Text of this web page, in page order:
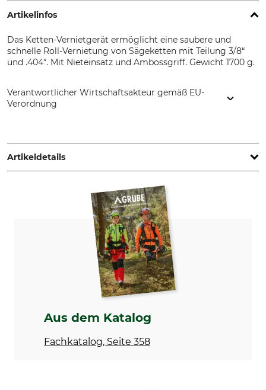
Artikelinfos
Das Ketten-Vernietgerät ermöglicht eine saubere und
schnelle Roll-Vernietung von Sägeketten mit Teilung 3/8“
und .404“. Mit Nieteinsatz und Ambossgriff. Gewicht 1700 g.
Verantwortlicher Wirtschaftsakteur gemäß EU-
Verordnung
Emilia, Italy, www.tecomec.com
Artikeldetails
Aus dem Katalog
Fachkatalog, Seite 358